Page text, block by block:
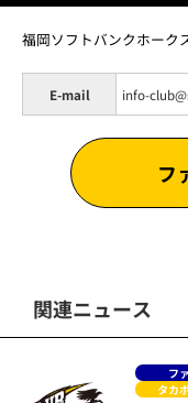
福岡ソフトバンクホーク
E-mail info-
フ
関連ニュース
フ
タカ